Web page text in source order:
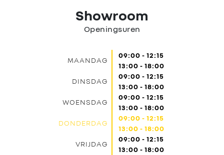
Showroom
Openingsuren
MAANDAG
09:00 - 12:15
13:00 - 18:00
DINSDAG
09:00 - 12:15
13:00 - 18:00
WOENSDAG
09:00 - 12:15
13:00 - 18:00
DONDERDAG
09:00 - 12:15
13:00 - 18:00
VRIJDAG
09:00 - 12:15
13:00 - 18:00